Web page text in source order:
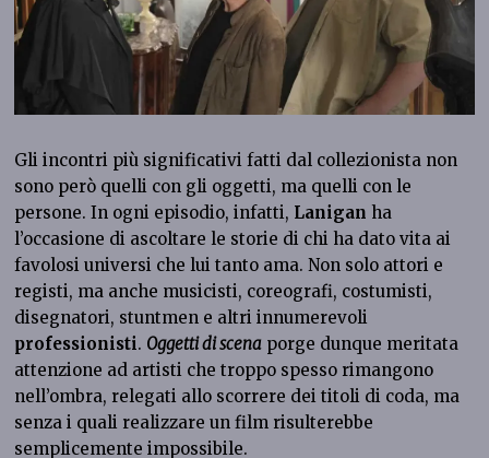
Gli incontri più significativi fatti dal collezionista non
sono però quelli con gli oggetti, ma quelli con le
persone. In ogni episodio, infatti, Lanigan ha
l’occasione di ascoltare le storie di chi ha dato vita ai
favolosi universi che lui tanto ama. Non solo attori e
registi, ma anche musicisti, coreografi, costumisti,
disegnatori, stuntmen e altri innumerevoli
professionisti. Oggetti di scena porge dunque meritata
attenzione ad artisti che troppo spesso rimangono
nell’ombra, relegati allo scorrere dei titoli di coda, ma
senza i quali realizzare un film risulterebbe
semplicemente impossibile.